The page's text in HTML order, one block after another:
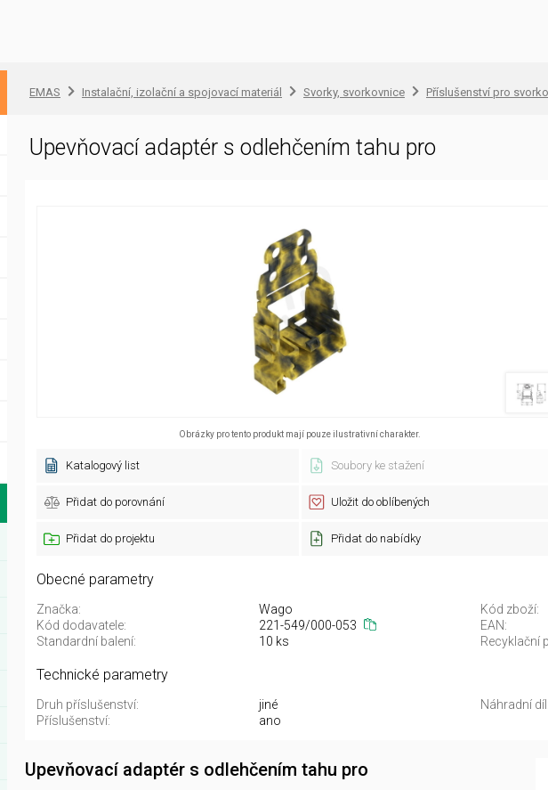
EMAS Instalační, izolační a spojovací materiál Svorky, svorkovnice Příslušenství pro
Upevňovací adaptér s odlehčením tahu pro
Obrázky pro tento produkt mají pouze ilustrativní charakter.
Katalogový list Soubory ke stažení
Přidat do porovnání Uložit do oblíbených
Přidat do projektu Přidat do nabídky
Obecné parametry
Značka: Wago Kód zboží:
Kód dodavatele:
221-549/000-053 EAN:
Standardní balení:
10 ks Recyklační
Technické parametry
Druh příslušenství: jiné Náhradní díl:
Příslušenství:
ano
Upevňovací adaptér s odlehčením tahu pro